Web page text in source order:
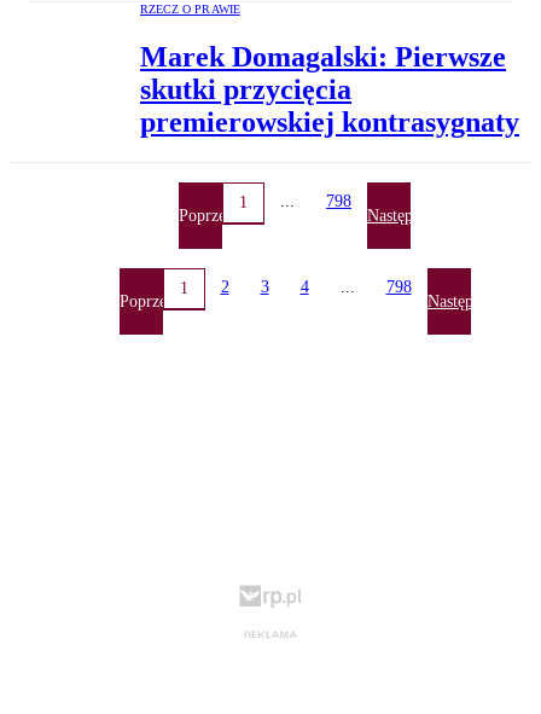
RZECZ O PRAWIE
Marek Domagalski: Pierwsze
skutki przycięcia
premierowskiej kontrasygnaty
Poprzednia
1 ... 798
Następna
Poprzednia
1 2 3 4 ... 798
Następna